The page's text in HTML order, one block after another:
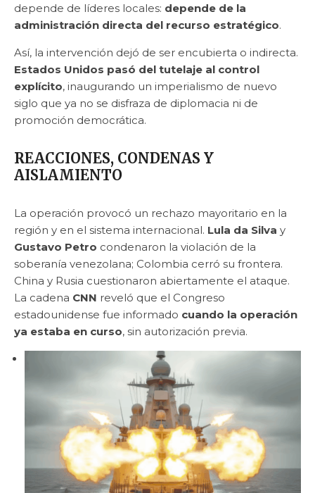
depende de líderes locales: depende de la
administración directa del recurso estratégico.
Así, la intervención dejó de ser encubierta o indirecta.
Estados Unidos pasó del tutelaje al control
explícito, inaugurando un imperialismo de nuevo
siglo que ya no se disfraza de diplomacia ni de
promoción democrática.
REACCIONES, CONDENAS Y
AISLAMIENTO
La operación provocó un rechazo mayoritario en la
región y en el sistema internacional. Lula da Silva y
Gustavo Petro condenaron la violación de la
soberanía venezolana; Colombia cerró su frontera.
China y Rusia cuestionaron abiertamente el ataque.
La cadena CNN reveló que el Congreso
estadounidense fue informado cuando la operación
ya estaba en curso, sin autorización previa.